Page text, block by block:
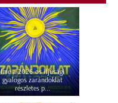
Íme a 2026-os ifjúsági
gyalogos zarándoklat
részletes p...